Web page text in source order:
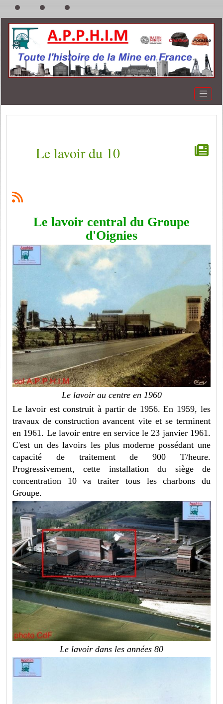
Le lavoir du 10
Le lavoir central du Groupe
d'Oignies
Le lavoir au centre en 1960
Le lavoir est construit à partir de 1956. En 1959, les
travaux de construction avancent vite et se terminent
en 1961. Le lavoir entre en service le 23 janvier 1961.
C'est un des lavoirs les plus moderne possédant une
capacité de traitement de 900 T/heure.
Progressivement, cette installation du siège de
concentration 10 va traiter tous les charbons du
Groupe.
Le lavoir dans les années 80